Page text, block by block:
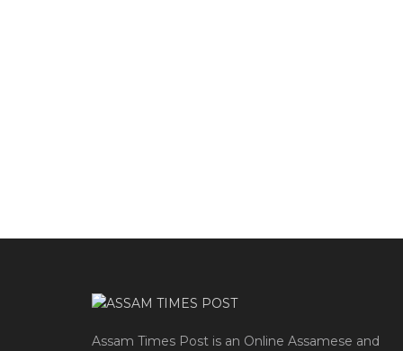
Assam Times Post is an Online Assamese and